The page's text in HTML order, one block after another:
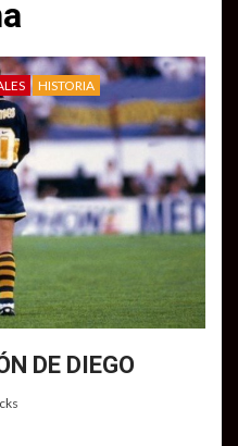
HISTORIA
DE DIEGO